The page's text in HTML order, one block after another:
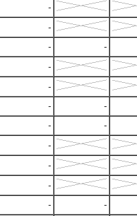
-
-
- -
-
-
- -
- -
-
-
-
- -